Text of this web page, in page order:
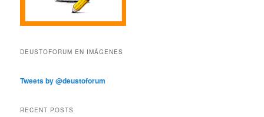
DEUSTOFORUM EN IMÁGENES
Tweets by @deustoforum
RECENT POSTS